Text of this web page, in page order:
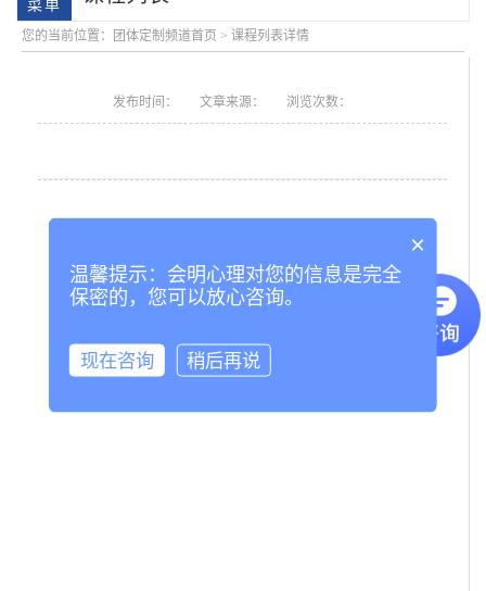
您的当前位置： 团体定制频道首页 > 课程列表详情
发布时间： 文章来源： 浏览次数：
×
温馨提示：会明心理对您的信息是完全
保密的，您可以放心咨询。
现在咨询 稍后再说